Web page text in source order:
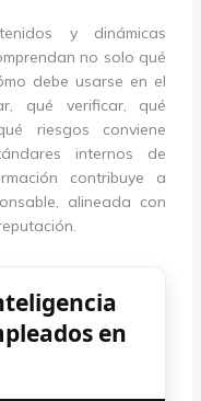
y dinámicas
no solo qué
debe usarse en el
qué verificar, qué
riesgos conviene
internos de
contribuye a
alineada con
en